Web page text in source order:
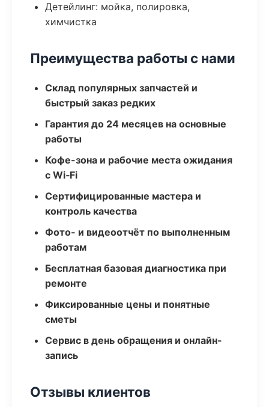
Детейлинг: мойка, полировка,
химчистка
Преимущества работы с нами
Склад популярных запчастей и
быстрый заказ редких
Гарантия до 24 месяцев на основные
работы
Кофе-зона и рабочие места ожидания
с Wi‑Fi
Сертифицированные мастера и
контроль качества
Фото- и видеоотчёт по выполненным
работам
Бесплатная базовая диагностика при
ремонте
Фиксированные цены и понятные
сметы
Сервис в день обращения и онлайн-
запись
Отзывы клиентов